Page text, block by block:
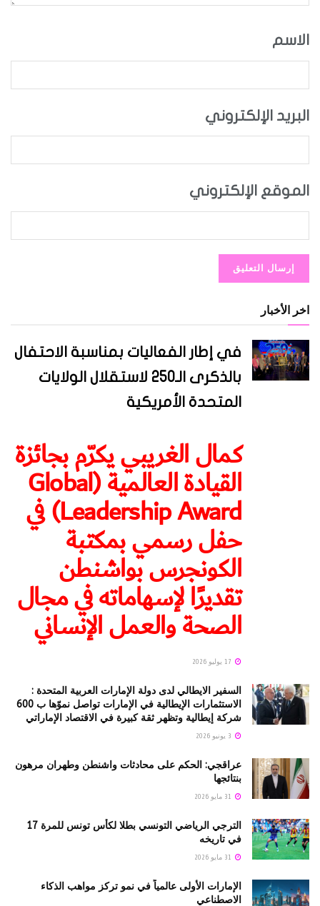
الاسم
البريد الإلكتروني
الموقع الإلكتروني
اخر الأخبار
في إطار الفعاليات بمناسبة الاحتفال
بالذكرى الـ250 لاستقلال الولايات
المتحدة الأمريكية
كمال الغريبي يكرّم بجائزة
القيادة العالمية (Global
Leadership Award) في
حفل رسمي بمكتبة
الكونجرس بواشنطن
تقديرًا لإسهاماته في مجال
الصحة والعمل الإنساني
السفير الايطالي لدى دولة الإمارات العربية المتحدة :
الاستثمارات الإيطالية في الإمارات تواصل نموّها ب 600
شركة إيطالية وتظهر ثقة كبيرة في الاقتصاد الإماراتي
عراقجي: الحكم على محادثات واشنطن وطهران مرهون
بنتائجها
الترجي الرياضي التونسي بطلا لكأس تونس للمرة 17
في تاريخه
الإمارات الأولى عالمياً في نمو تركز مواهب الذكاء
الاصطناعي